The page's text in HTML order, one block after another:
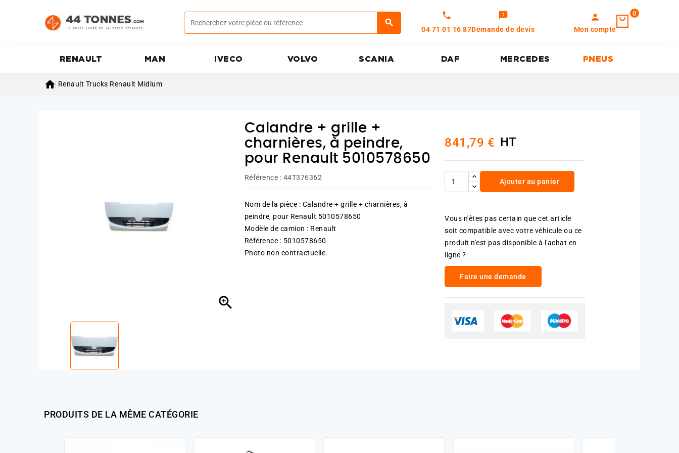
call
04 71 01 16 87
feedback
Demande de devis
person
Mon compte
0
RENAULT MAN IVECO VOLVO SCANIA DAF MERCEDES PNEUS
 Renault Trucks Renault Midlum

Calandre + grille +
charnières, à peindre,
pour Renault 5010578650
Référence : 44T376362
Nom de la pièce : Calandre + grille + charnières, à
peindre, pour Renault 5010578650
Modèle de camion : Renault
Référence : 5010578650
Photo non contractuelle.
841,79 € HT
Ajouter au panier
Vous n'êtes pas certain que cet article
soit compatible avec votre véhicule ou ce
produit n'est pas disponible à l'achat en
ligne ?
Faire une demande
PRODUITS DE LA MÊME CATÉGORIE